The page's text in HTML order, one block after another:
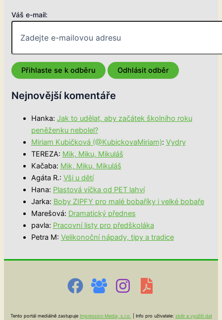
Váš e-mail:
Nejnovější komentáře
Hanka: Jak to udělat, aby začátek školního roku
peněženku nebolel?
Miriam Kubičková (@KubickovaMiriam): Vydry
TEREZA: Mik, Miku, Mikuláš
Kačaba: Mik, Miku, Mikuláš
Agáta R.: Vši u dětí
Hana: Plastová víčka od PET lahví
Jarka: Boby ZIPFY pro malé bobaříky i velké bobaře
Marešová: Dramatický přednes
pavla: Pracovní listy pro předškoláka
Petra M: Velikonoční nápady, tipy a tradice
Tento portál mediálně zastupuje Impression Media, s.r.o. | Info pro uživatele: sběr a využití dat